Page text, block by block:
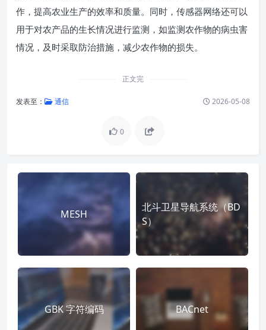
作，提高农业生产的效率和质量。同时，传感器网络还可以
用于对农产品的生长情况进行监测，如监测农作物的病虫害
情况，及时采取防治措施，减少农作物的损失。
正文完
发表至： 通信 2026-05-08
0
MESH
北斗卫星导航系统（BD
S）
GBK 字符编码 BACnet